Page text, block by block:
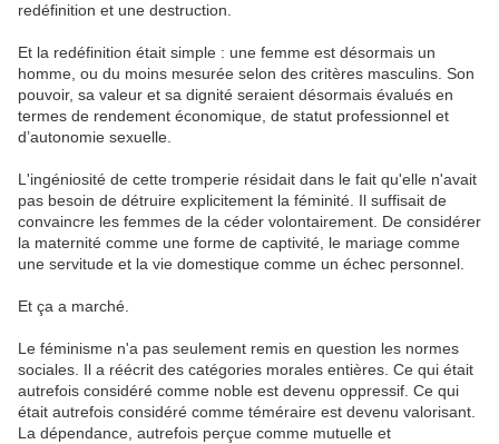
redéfinition et une destruction.
Et la redéfinition était simple : une femme est désormais un
homme, ou du moins mesurée selon des critères masculins. Son
pouvoir, sa valeur et sa dignité seraient désormais évalués en
termes de rendement économique, de statut professionnel et
d’autonomie sexuelle.
L'ingéniosité de cette tromperie résidait dans le fait qu'elle n'avait
pas besoin de détruire explicitement la féminité. Il suffisait de
convaincre les femmes de la céder volontairement. De considérer
la maternité comme une forme de captivité, le mariage comme
une servitude et la vie domestique comme un échec personnel.
Et ça a marché.
Le féminisme n'a pas seulement remis en question les normes
sociales. Il a réécrit des catégories morales entières. Ce qui était
autrefois considéré comme noble est devenu oppressif. Ce qui
était autrefois considéré comme téméraire est devenu valorisant.
La dépendance, autrefois perçue comme mutuelle et